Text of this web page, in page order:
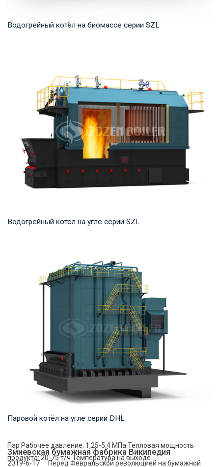
Водогрейный котёл на биомассе серии SZL
Водогрейный котёл на угле серии SZL
мощность продукта: 2,8-29 МВт Температура...
Паровой котёл на угле серии DHL
Пар Рабочее давление: 1,25-5,4 МПа Тепловая мощность
продукта: 20-75 т/ч Температура на выходе...
Змиевская бумажная фабрика Википедия
2019-6-17 · Перед Февральской революцией на бумажной